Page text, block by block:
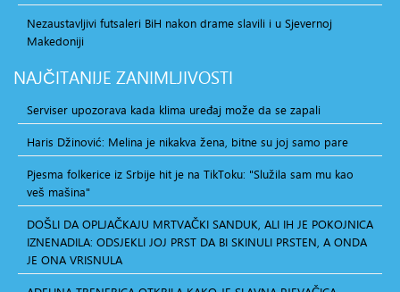
Nezaustavljivi futsaleri BiH nakon drame slavili i u Sjevernoj
Makedoniji
NAJČITANIJE ZANIMLJIVOSTI
Serviser upozorava kada klima uređaj može da se zapali
Haris Džinović: Melina je nikakva žena, bitne su joj samo pare
Pjesma folkerice iz Srbije hit je na TikToku: "Služila sam mu kao
veš mašina"
DOŠLI DA OPLJAČKAJU MRTVAČKI SANDUK, ALI IH JE POKOJNICA
IZNENADILA: ODSJEKLI JOJ PRST DA BI SKINULI PRSTEN, A ONDA
JE ONA VRISNULA